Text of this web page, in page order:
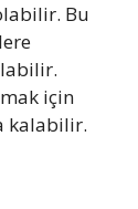
Bu
için
kalabilir.